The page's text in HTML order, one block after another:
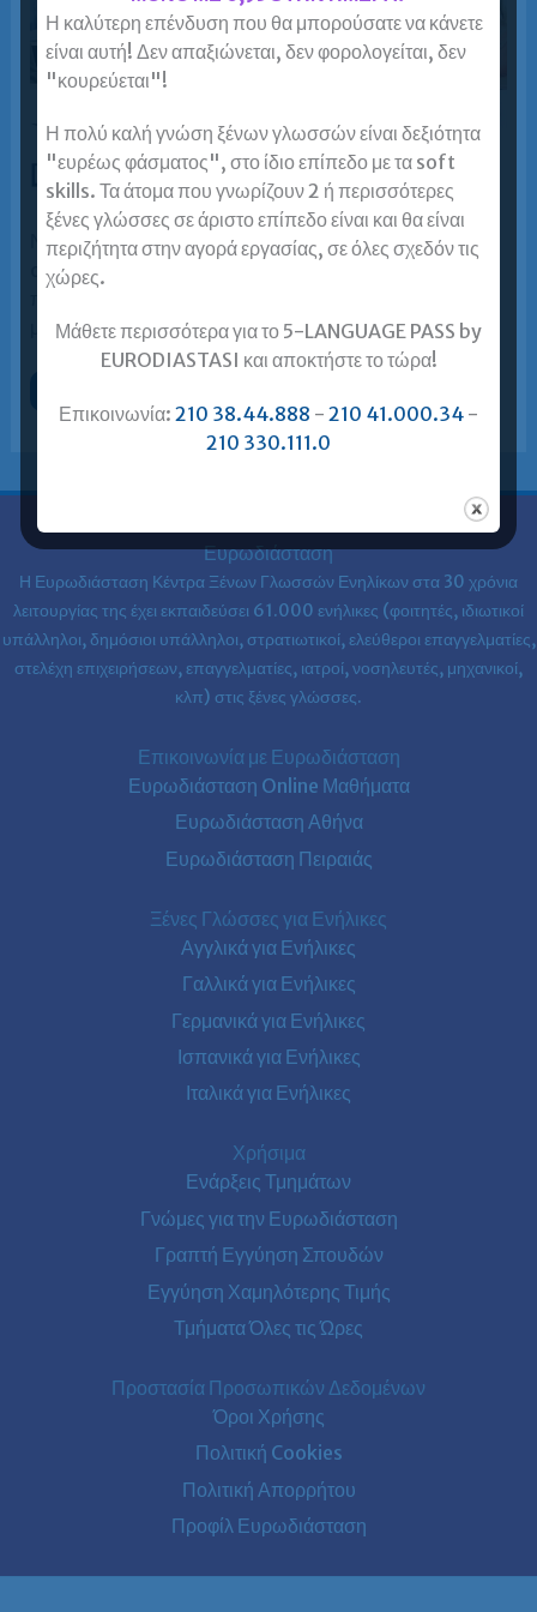
Νο1 διαδικτυακό φροντιστήριο IELTS για ενήλικες. IELTS
online στους ειδικούς στους ενήλικες. Για τη συντριπτική
μαθήματα αποτελέσαν… αναγκαστική
–
Νο1
Ευρωδιάσταση
Η Ευρωδιάσταση Κέντρα Ξένων Γλωσσών Ενηλίκων στα 30 χρόνια
λειτουργίας της έχει εκπαιδεύσει 61.000 ενήλικες (φοιτητές, ιδιωτικοί
υπάλληλοι, δημόσιοι υπάλληλοι, στρατιωτικοί, ελεύθεροι επαγγελματίες,
στελέχη επιχειρήσεων, επαγγελματίες, ιατροί, νοσηλευτές, μηχανικοί,
κλπ) στις ξένες γλώσσες.
Επικοινωνία με Ευρωδιάσταση
Ευρωδιάσταση Online Μαθήματα
Ευρωδιάσταση Αθήνα
Ευρωδιάσταση Πειραιάς
Ξένες Γλώσσες για Ενήλικες
Αγγλικά για Ενήλικες
Γαλλικά για Ενήλικες
Γερμανικά για Ενήλικες
Ισπανικά για Ενήλικες
Ιταλικά για Ενήλικες
Χρήσιμα
Ενάρξεις Τμημάτων
Γνώμες για την Ευρωδιάσταση
Γραπτή Εγγύηση Σπουδών
Εγγύηση Χαμηλότερης Τιμής
Τμήματα Όλες τις Ώρες
Προστασία Προσωπικών Δεδομένων
Όροι Χρήσης
Πολιτική Cookies
Πολιτική Απορρήτου
Προφίλ Ευρωδιάσταση
Η καλύτερη επένδυση που θα μπορούσατε να κάνετε
είναι αυτή! Δεν απαξιώνεται, δεν φορολογείται, δεν
"κουρεύεται"!
Η πολύ καλή γνώση ξένων γλωσσών είναι δεξιότητα
"ευρέως φάσματος", στο ίδιο επίπεδο με τα soft
skills. Τα άτομα που γνωρίζουν 2 ή περισσότερες
ξένες γλώσσες σε άριστο επίπεδο είναι και θα είναι
περιζήτητα στην αγορά εργασίας, σε όλες σχεδόν τις
χώρες.
Μάθετε περισσότερα για το 5-LANGUAGE PASS by
EURODIASTASI και αποκτήστε το τώρα!
Επικοινωνία: 210 38.44.888 - 210 41.000.34 -
210 330.111.0